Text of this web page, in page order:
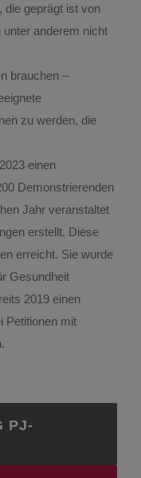
die geprägt ist von
anderem nicht
brauchen –
zu werden, die
einen
Demonstrierenden
Jahr veranstaltet
erstellt. Diese
erreicht. Sie wurde
Gesundheit
2019 einen
Petitionen mit
PJ-